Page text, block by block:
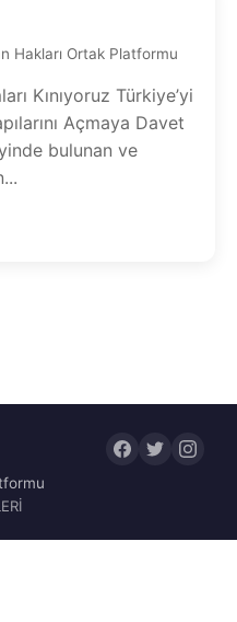
Hakları Ortak Platformu
Kınıyoruz Türkiye’yi
Açmaya Davet
bulunan ve